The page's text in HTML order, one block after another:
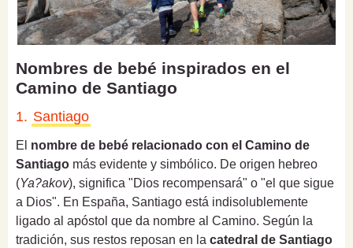
Nombres de bebé inspirados en el
Camino de Santiago
1. Santiago
El nombre de bebé relacionado con el Camino de
Santiago más evidente y simbólico. De origen hebreo
(Ya?akov), significa "Dios recompensará" o "el que sigue
a Dios". En España, Santiago está indisolublemente
ligado al apóstol que da nombre al Camino. Según la
tradición, sus restos reposan en la catedral de Santiago